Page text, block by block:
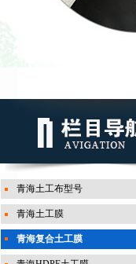
青海土工布型号
青海土工膜
青海复合土工膜